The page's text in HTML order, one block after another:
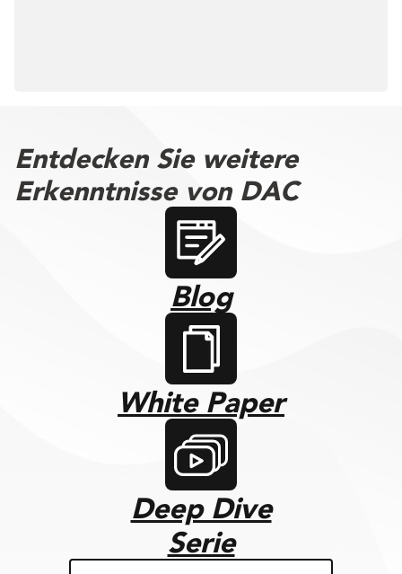
Entdecken Sie weitere
Erkenntnisse von DAC
Blog
White Paper
Deep Dive
Serie